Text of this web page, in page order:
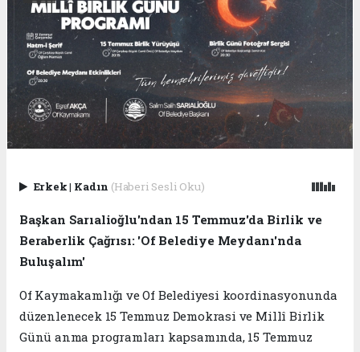
Erkek| Kadın (Haberi Sesli Oku)
Başkan Sarıalioğlu'ndan 15 Temmuz'da Birlik ve
Beraberlik Çağrısı: 'Of Belediye Meydanı'nda
Buluşalım'
Of Kaymakamlığı ve Of Belediyesi koordinasyonunda
düzenlenecek 15 Temmuz Demokrasi ve Millî Birlik
Günü anma programları kapsamında, 15 Temmuz